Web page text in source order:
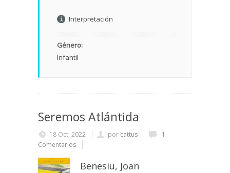
Interpretación
Género:
Infantil
Seremos Atlántida
18 Oct, 2022 por cattus
1
Comentarios
Benesiu, Joan